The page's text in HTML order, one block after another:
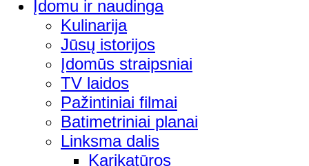
Įdomu ir naudinga
Kulinarija
Jūsų istorijos
Įdomūs straipsniai
TV laidos
Pažintiniai filmai
Batimetriniai planai
Linksma dalis
Karikatūros